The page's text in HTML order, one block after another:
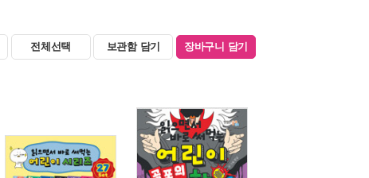
전체선택 보관함 담기 장바구니 담기